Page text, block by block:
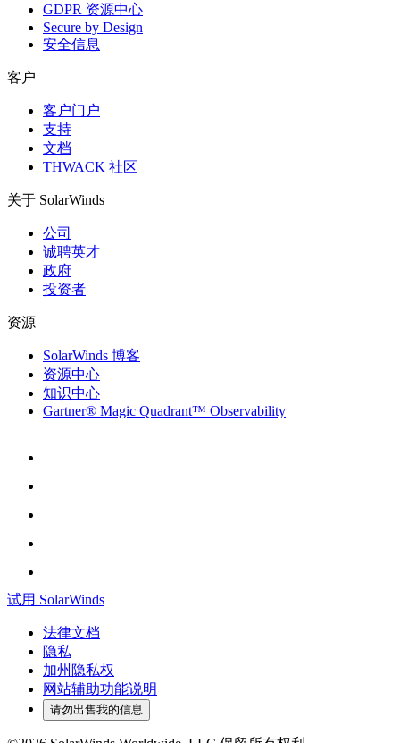
GDPR 资源中心
Secure by Design
安全信息
客户
客户门户
支持
文档
THWACK 社区
关于 SolarWinds
公司
诚聘英才
政府
投资者
资源
SolarWinds 博客
资源中心
知识中心
Gartner® Magic Quadrant™ Observability
试用 SolarWinds
法律文档
隐私
加州隐私权
网站辅助功能说明
请勿出售我的信息